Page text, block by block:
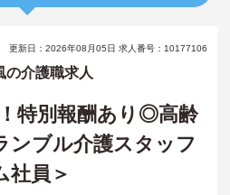
更新日：2026年08月05日 求人番号：10177106
の介護職求人
！特別報酬あり◎高齢
ンブル介護スタッフ
社員＞